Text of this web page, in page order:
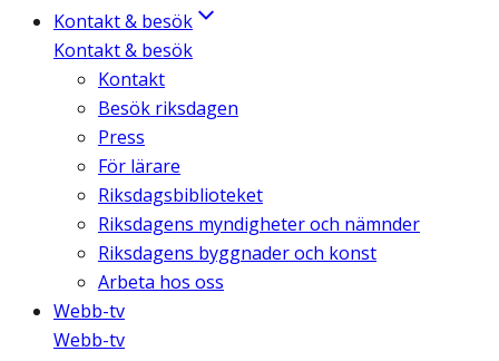
Kontakt & besök
Kontakt & besök
Kontakt
Besök riksdagen
Press
För lärare
Riksdagsbiblioteket
Riksdagens myndigheter och nämnder
Riksdagens byggnader och konst
Arbeta hos oss
Webb-tv
Webb-tv